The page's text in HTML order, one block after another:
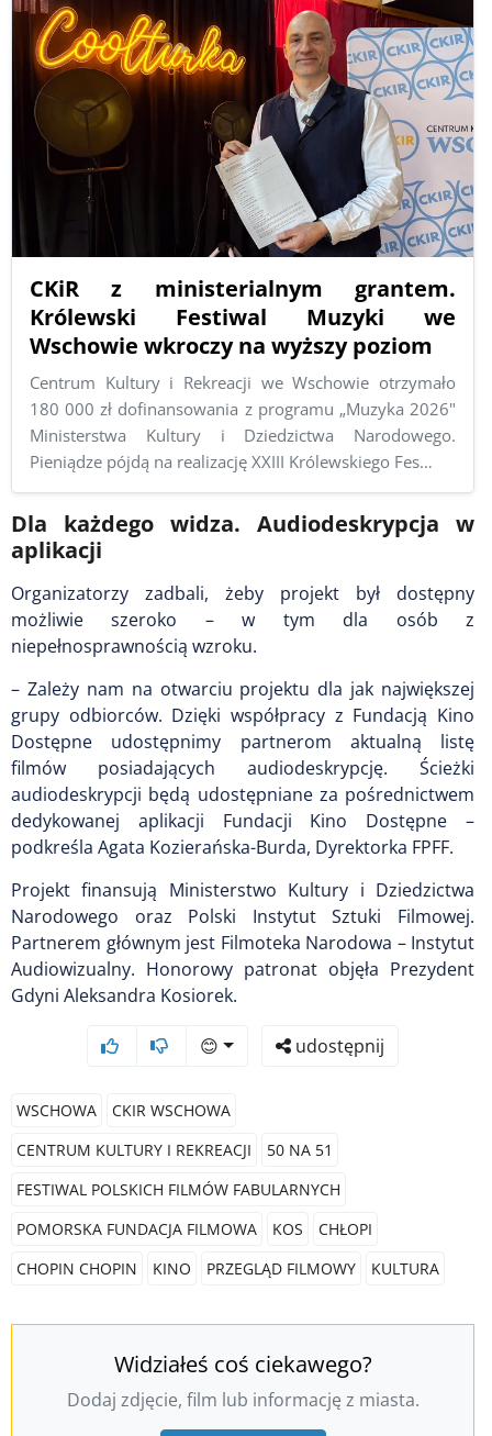
CKiR z ministerialnym grantem.
Królewski Festiwal Muzyki we
Wschowie wkroczy na wyższy poziom
Centrum Kultury i Rekreacji we Wschowie otrzymało
180 000 zł dofinansowania z programu „Muzyka 2026"
Ministerstwa Kultury i Dziedzictwa Narodowego.
Pieniądze pójdą na realizację XXIII Królewskiego Fes…
Dla każdego widza. Audiodeskrypcja w
aplikacji
Organizatorzy zadbali, żeby projekt był dostępny
możliwie szeroko – w tym dla osób z
niepełnosprawnością wzroku.
– Zależy nam na otwarciu projektu dla jak największej
grupy odbiorców. Dzięki współpracy z Fundacją Kino
Dostępne udostępnimy partnerom aktualną listę
filmów posiadających audiodeskrypcję. Ścieżki
audiodeskrypcji będą udostępniane za pośrednictwem
dedykowanej aplikacji Fundacji Kino Dostępne –
podkreśla Agata Kozierańska-Burda, Dyrektorka FPFF.
Projekt finansują Ministerstwo Kultury i Dziedzictwa
Narodowego oraz Polski Instytut Sztuki Filmowej.
Partnerem głównym jest Filmoteka Narodowa – Instytut
Audiowizualny. Honorowy patronat objęła Prezydent
Gdyni Aleksandra Kosiorek.
😊 udostępnij
WSCHOWA
CKIR WSCHOWA
CENTRUM KULTURY I REKREACJI
50 NA 51
FESTIWAL POLSKICH FILMÓW FABULARNYCH
POMORSKA FUNDACJA FILMOWA
KOS
CHŁOPI
CHOPIN CHOPIN
KINO PRZEGLĄD FILMOWY KULTURA
Widziałeś coś ciekawego?
Dodaj zdjęcie, film lub informację z miasta.